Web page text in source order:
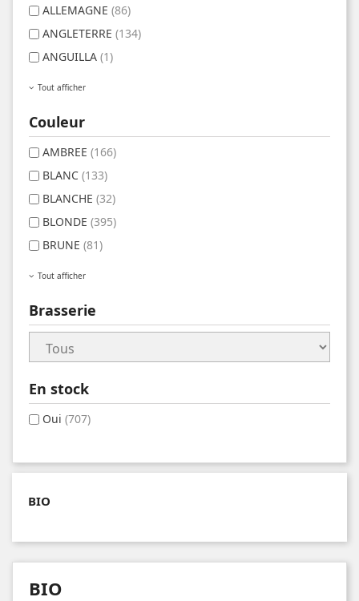
ALLEMAGNE (86)
ANGLETERRE (134)
ANGUILLA (1)
Tout afficher
Couleur
AMBREE (166)
BLANC (133)
BLANCHE (32)
BLONDE (395)
BRUNE (81)
Tout afficher
Brasserie
En stock
Oui (707)
BIO
BIO